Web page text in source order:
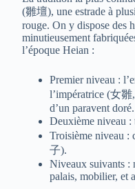
(雛壇), une estrade à
rouge. On y dispose des
minutieusement
l’époque Heian :
Premier niveau :
l’impératrice (女雛
d’un paravent doré.
Deuxième niveau
Troisième niveau :
子).
Niveaux suivants :
palais, mobilier, et